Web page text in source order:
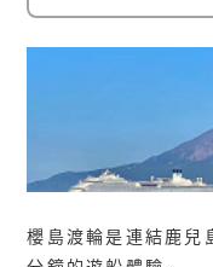
櫻島渡輪是連結鹿兒